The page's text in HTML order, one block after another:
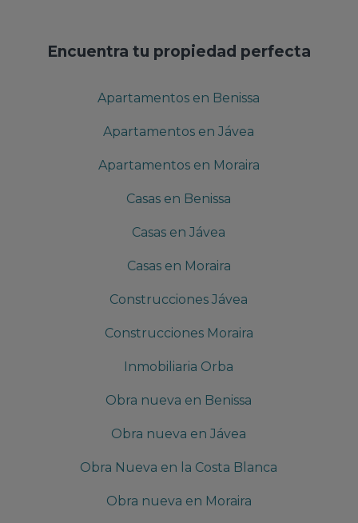
Encuentra tu propiedad perfecta
Apartamentos en Benissa
Apartamentos en Jávea
Apartamentos en Moraira
Casas en Benissa
Casas en Jávea
Casas en Moraira
Construcciones Jávea
Construcciones Moraira
Inmobiliaria Orba
Obra nueva en Benissa
Obra nueva en Jávea
Obra Nueva en la Costa Blanca
Obra nueva en Moraira